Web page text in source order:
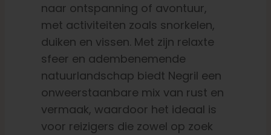
naar ontspanning of avontuur,
met activiteiten zoals snorkelen,
duiken en vissen. Met zijn relaxte
sfeer en adembenemende
natuurlandschap biedt Negril een
onweerstaanbare mix van rust en
vermaak, waardoor het ideaal is
voor reizigers die zowel op zoek